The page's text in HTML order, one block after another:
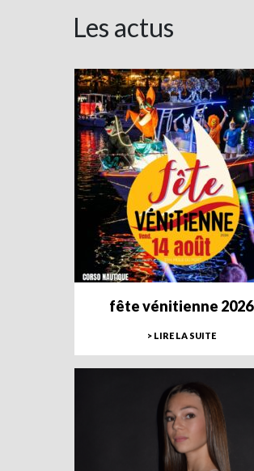
Les actus
fête vénitienne 2026
> LIRE LA SUITE